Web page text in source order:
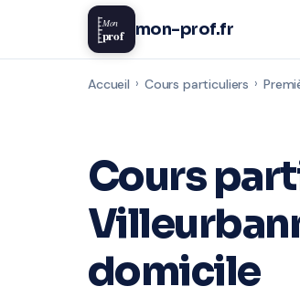
Mon
prof mon-prof.fr
Accueil › Cours particuliers ›
Cours
domicile